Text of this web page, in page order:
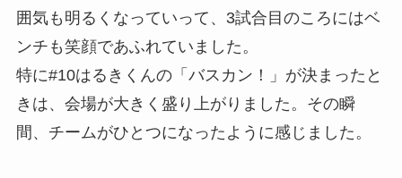
囲気も明るくなっていって、3試合目のころにはベ
ンチも笑顔であふれていました。
特に#10はるきくんの「バスカン！」が決まったと
きは、会場が大きく盛り上がりました。その瞬
間、チームがひとつになったように感じました。